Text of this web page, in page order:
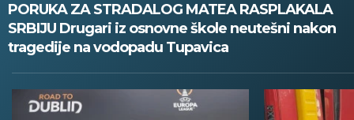
PORUKA ZA STRADALOG MATEA RASPLAKALA
SRBIJU Drugari iz osnovne škole neutešni nakon
tragedije na vodopadu Tupavica